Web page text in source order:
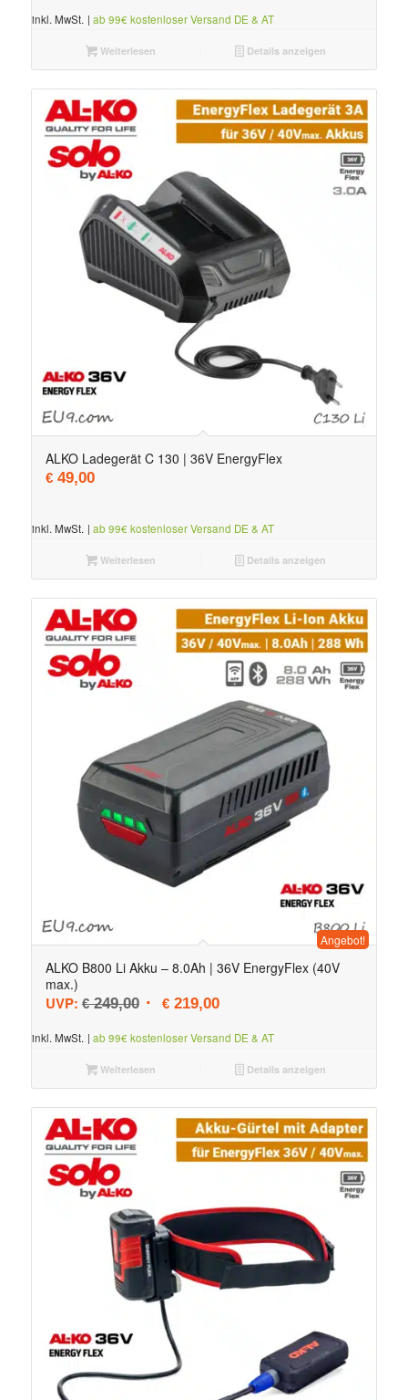
inkl. MwSt. | ab 99€ kostenloser Versand DE & AT
Weiterlesen Details anzeigen
ALKO Ladegerät C 130 | 36V EnergyFlex
€49,00
inkl. MwSt. | ab 99€ kostenloser Versand DE & AT
Weiterlesen Details anzeigen
5.00
ALKO B800 Li Akku – 8.0Ah | 36V EnergyFlex (40V
max.)
UVP: €249,00 Ursprünglicher Preis war: € 249,00
€219,00Aktueller Preis ist: € 219,00.
Angebot!
inkl. MwSt. | ab 99€ kostenloser Versand DE & AT
Weiterlesen Details anzeigen